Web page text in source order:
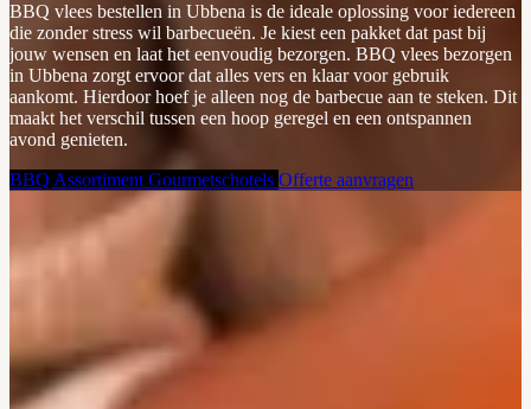
BBQ vlees bestellen in Ubbena is de ideale oplossing voor iedereen
die zonder stress wil barbecueën. Je kiest een pakket dat past bij
jouw wensen en laat het eenvoudig bezorgen. BBQ vlees bezorgen
in Ubbena zorgt ervoor dat alles vers en klaar voor gebruik
aankomt. Hierdoor hoef je alleen nog de barbecue aan te steken. Dit
maakt het verschil tussen een hoop geregel en een ontspannen
avond genieten.
BBQ Assortiment Gourmetschotels Offerte aanvragen